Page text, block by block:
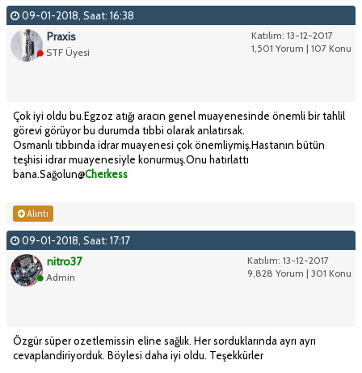
09-01-2018, Saat: 16:38
Katılım: 13-12-2017
1,501 Yorum | 107 Konu
Praxis
STF Üyesi
Çok iyi oldu bu.Egzoz atığı aracın genel muayenesinde önemli bir tahlil
görevi görüyor bu durumda tıbbi olarak anlatırsak.
Osmanlı tıbbında idrar muayenesi çok önemliymiş.Hastanın bütün
teşhisi idrar muayenesiyle konurmuş.Onu hatırlattı
bana.Sağolun@Cherkess
Alıntı
09-01-2018, Saat: 17:17
Katılım: 13-12-2017
9,828 Yorum | 301 Konu
nitro37
Admin
Özgür süper ozetlemissin eline sağlık. Her sorduklarında ayrı ayrı
cevaplandiriyorduk. Böylesi daha iyi oldu. Teşekkürler